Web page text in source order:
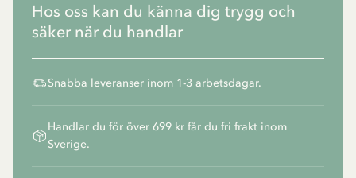
Hos oss kan du känna dig trygg och
säker när du handlar
Snabba leveranser inom 1-3 arbetsdagar.
Handlar du för över 699 kr får du fri frakt inom
Sverige.